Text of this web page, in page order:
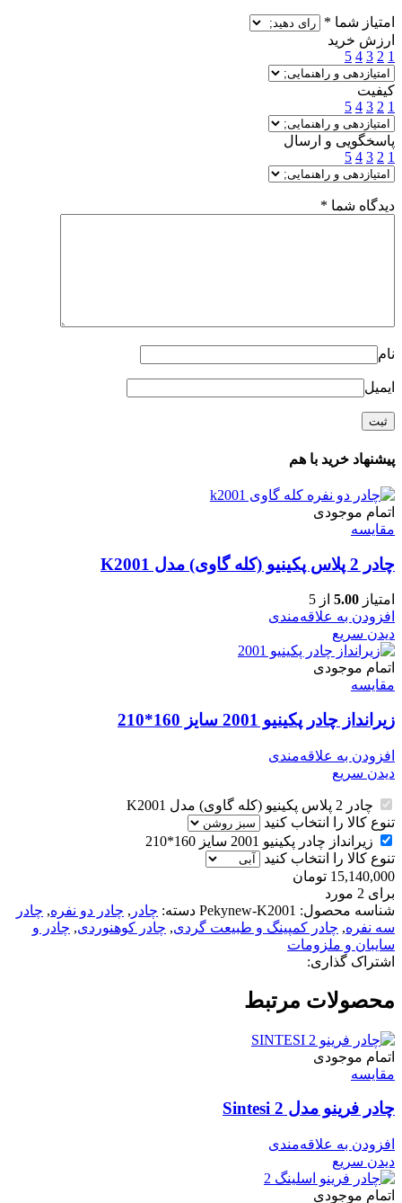
امتیاز شما *
ارزش خرید
1
2
3
4
5
کیفیت
1
2
3
4
5
پاسخگویی و ارسال
1
2
3
4
5
دیدگاه شما *
نام
ایمیل
پیشنهاد خرید با هم
اتمام موجودی
مقایسه
چادر 2 پلاس پکینیو (کله گاوی) مدل K2001
امتیاز 5.00 از 5
افزودن به علاقه‌مندی
دیدن سریع
اتمام موجودی
مقایسه
زیرانداز چادر پکینیو 2001 سایز 160*210
افزودن به علاقه‌مندی
دیدن سریع
چادر 2 پلاس پکینیو (کله گاوی) مدل K2001
تنوع کالا را انتخاب کنید
زیرانداز چادر پکینیو 2001 سایز 160*210
تنوع کالا را انتخاب کنید
15,140,000 تومان
برای 2 مورد
شناسه محصول: Pekynew-K2001 دسته: چادر , چادر دو نفره, چادر
سه نفره, چادر کمپینگ و طبیعت گردی, چادر کوهنوردی, چادر و
سایبان و ملزومات
اشتراک گذاری:
محصولات مرتبط
اتمام موجودی
مقایسه
چادر فرینو مدل Sintesi 2
افزودن به علاقه‌مندی
دیدن سریع
اتمام موجودی